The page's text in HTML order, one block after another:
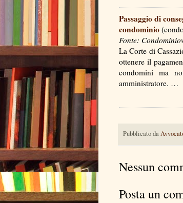
Passaggio di
condominio
Fonte:
La Corte di
ottenere il
condomini ma
amministratore. …
Pubblicato da
Nessun
Posta un